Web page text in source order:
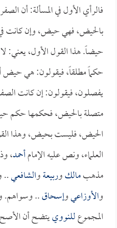
فالرأي الأول في المسألة: أن
بالحيض، فهي حيض، وإن كانت
حيضاً. هذا القول الأول، يعني:
حكماً مطلقاً، فيقولون: هي
يفصلون، فيقولون: إن كانت
متصلة بالحيض، فحكمها حكم
الحيض، فليست بحيض، وهذا
العلماء، ونص عليه الإمامأحمد،
مذهبمالكوربيعةوالشافعي..
والأوزاعيوإسحاق.. وسواهم.
المجموعللنووييتضح أن